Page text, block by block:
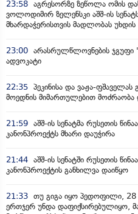
23:58 აგრესორზე ზეწოლა ომის
ვოლოდიმირ ზელენსკი აშშ-ის სენატს
მხარდაჭერისთვის მადლობას უხდის
23:00 არასრულწლოვნების ჯგუფი
ადვოკატი
22:35 პეკინისა და ვაჟა-ფშაველას
მოედნის მიმართულებით მოძრაობა
21:59 აშშ-ის სენატმა რუსეთის
კანონპროექტს მხარი დაუჭირა
21:44 აშშ-ის სენატში რუსეთის
კანონპროექტის განხილვა დაიწყო
21:33 თუ გიგა იყო პედოფილი, 28
ერთჯერ უნდა დაფიქსირებულიყო,